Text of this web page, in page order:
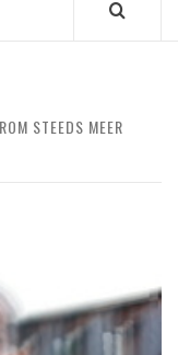
STEEDS MEER